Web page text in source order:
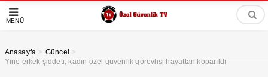
MENÜ
Anasayfa > Güncel >
Yine erkek şiddeti, kadın özel güvenlik görevlisi hayattan koparıldı